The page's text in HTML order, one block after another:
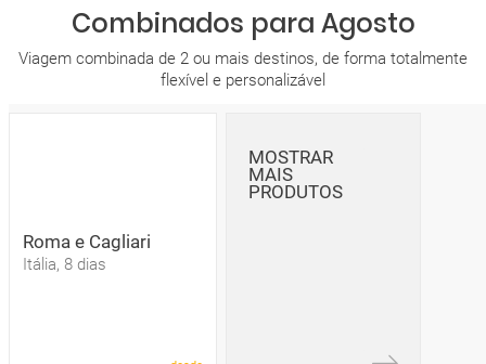
Combinados para Agosto
Viagem combinada de 2 ou mais destinos, de forma totalmente
flexível e personalizável
Roma e Cagliari
Itália, 8 dias
MOSTRAR
MAIS
PRODUTOS